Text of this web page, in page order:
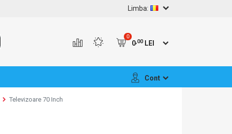
Limba:
0
0,00LEI
Cont
Televizoare 70 Inch